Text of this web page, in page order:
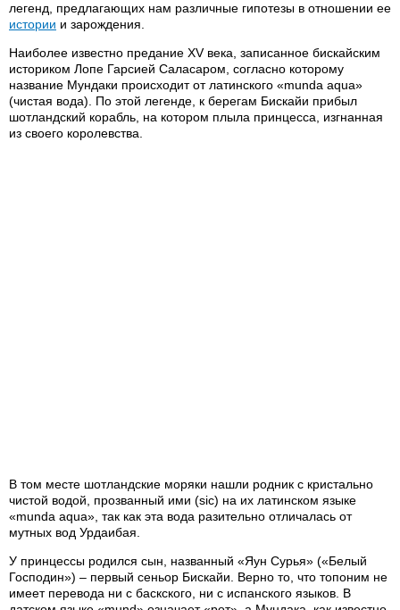
легенд, предлагающих нам различные гипотезы в отношении ее
истории и зарождения.
Наиболее известно предание XV века, записанное бискайским
историком Лопе Гарсией Саласаром, согласно которому
название Мундаки происходит от латинского «munda aqua»
(чистая вода). По этой легенде, к берегам Бискайи прибыл
шотландский корабль, на котором плыла принцесса, изгнанная
из своего королевства.
В том месте шотландские моряки нашли родник с кристально
чистой водой, прозванный ими (sic) на их латинском языке
«munda aqua», так как эта вода разительно отличалась от
мутных вод Урдаибая.
У принцессы родился сын, названный «Яун Сурья» («Белый
Господин») – первый сеньор Бискайи. Верно то, что топоним не
имеет перевода ни с баскского, ни с испанского языков. В